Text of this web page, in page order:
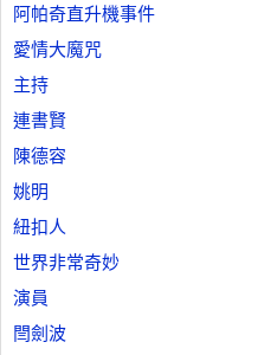
阿帕奇直升機事件
愛情大魔咒
主持
連書賢
陳德容
姚明
紐扣人
世界非常奇妙
演員
閆劍波